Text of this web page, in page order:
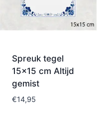
Spreuk tegel
15×15 cm Altijd
gemist
€14,95